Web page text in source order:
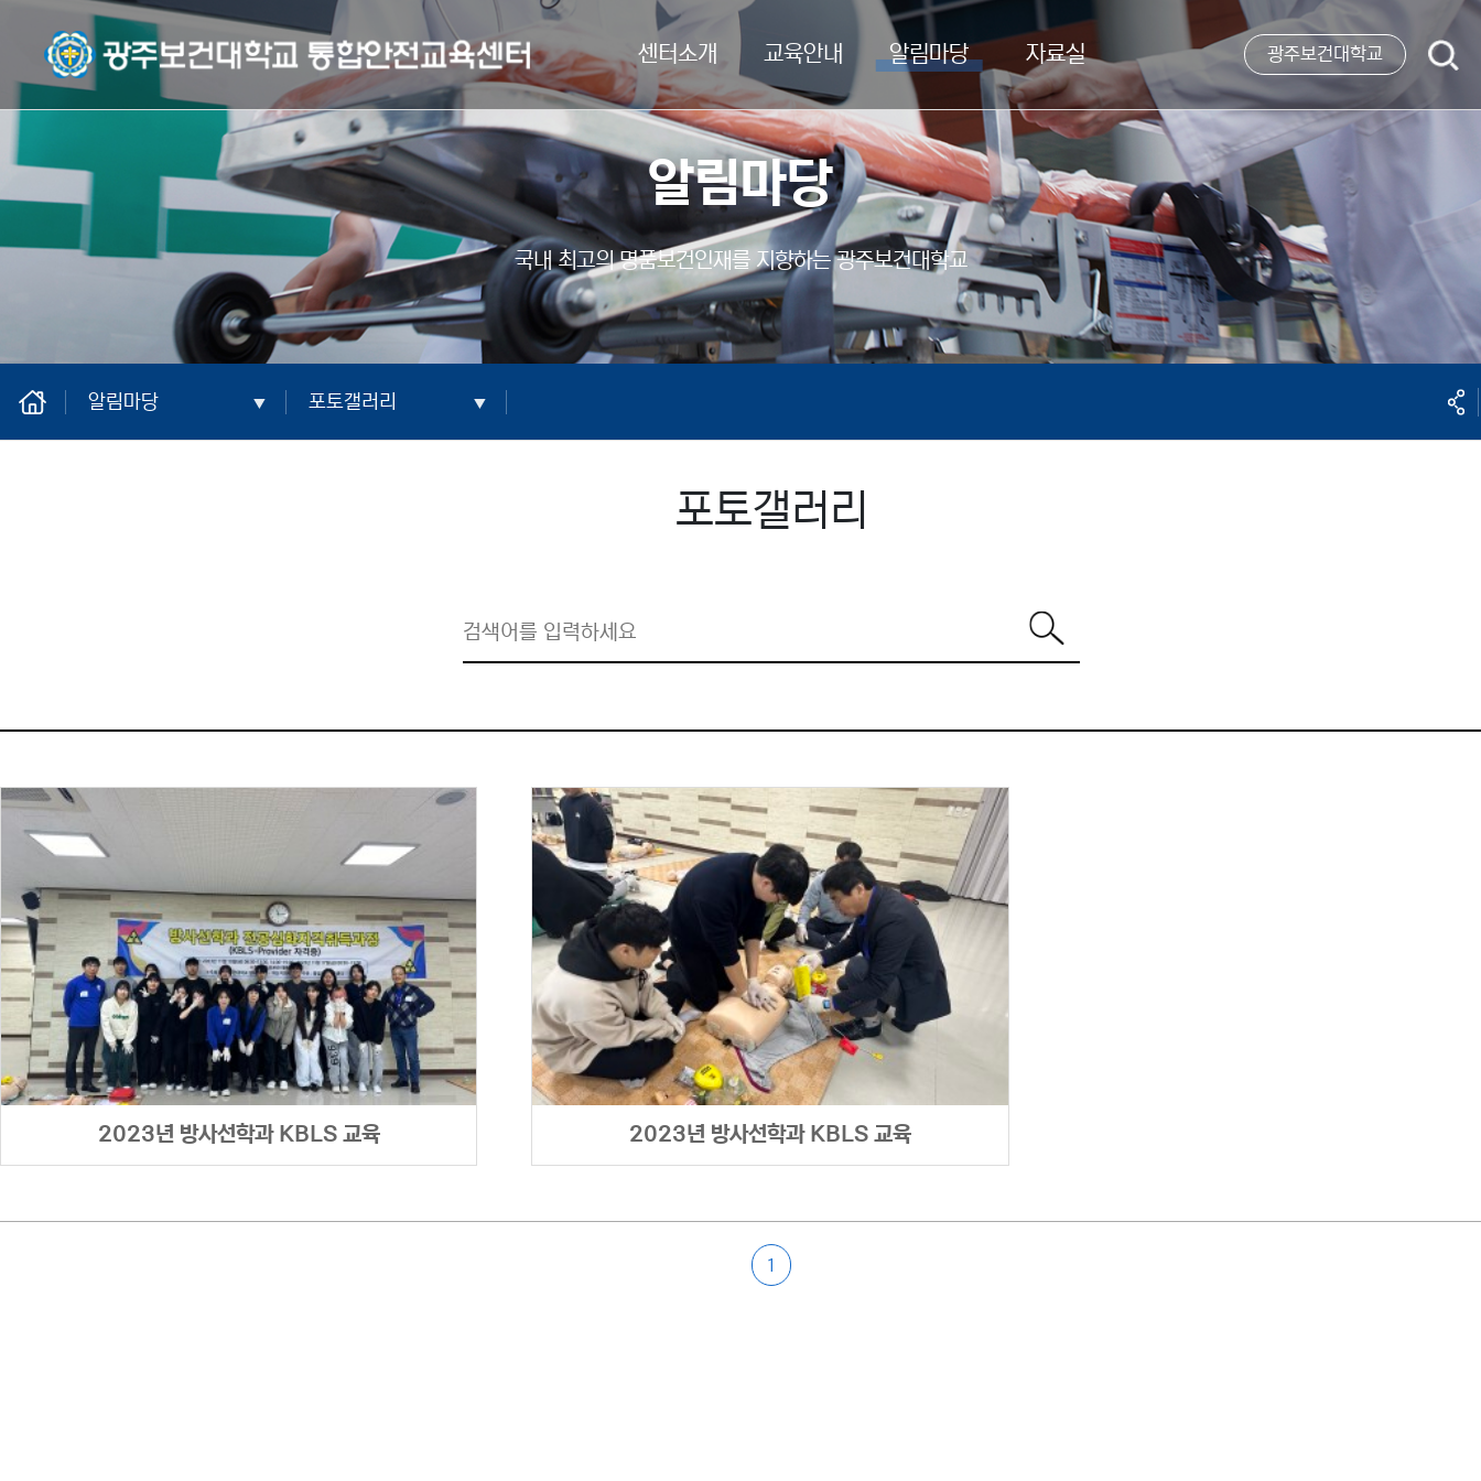
광주보건대학교 통합안전교육센터 센터소개 교육안내 알림마당 자료실 광주보건대학교
검
알림마당
국내 최고의 명품보건인재를지향하는 광주보건대학교
home 알림마당 포토갤러리 공유
포토갤러리
검색
2023년 방사선학과 KBLS 교육 2023년 방사선학과 KBLS 교육
1